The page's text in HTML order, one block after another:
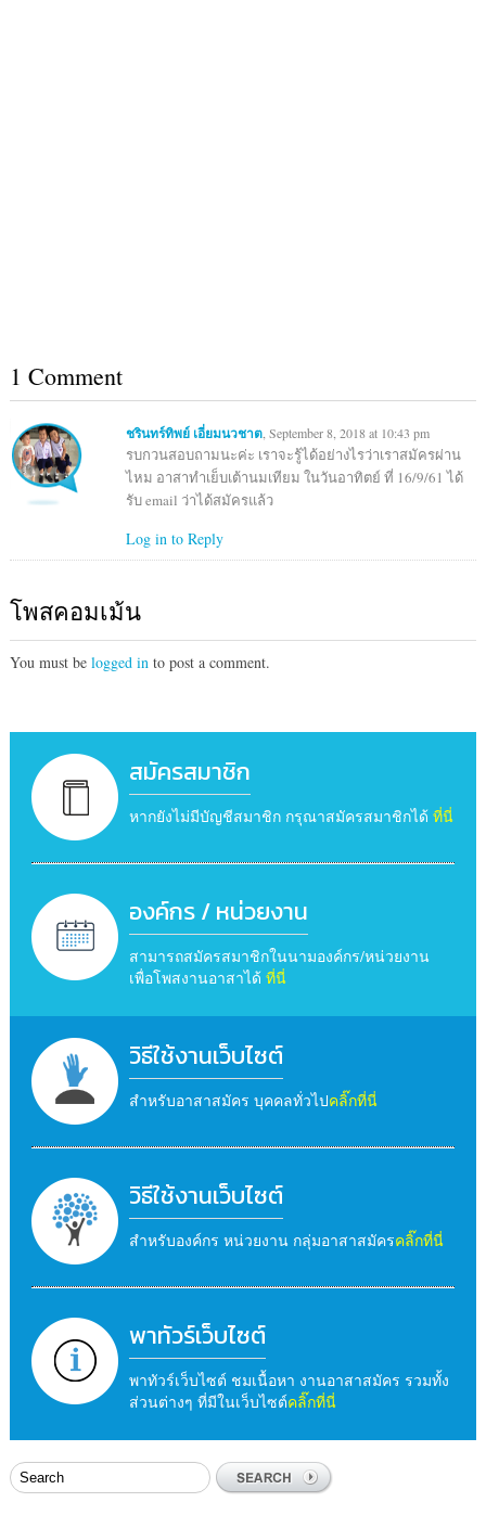
1 Comment
ชรินทร์ทิพย์ เอี่ยมนวชาต , September 8, 2018 at 10:43 pm
รบกวนสอบถามนะค่ะ เราจะรู้ได้อย่างไรว่าเราสมัครผ่าน
ไหม อาสาทำเย็บเต้านมเทียม ในวันอาทิตย์ ที่ 16/9/61 ได้
รับ email ว่าได้สมัครแล้ว
Log in to Reply
โพสคอมเม้น
You must be logged into post a comment.
สมัครสมาชิก
หากยังไม่มีบัญชีสมาชิก กรุณาสมัครสมาชิกได้ ที่นี่
องค์กร / หน่วยงาน
สามารถสมัครสมาชิกในนามองค์กร/หน่วยงาน
เพื่อโพสงานอาสาได้ ที่นี่
วิธีใช้งานเว็บไซต์
สำหรับอาสาสมัคร บุคคลทั่วไปคลิ๊กที่นี่
วิธีใช้งานเว็บไซต์
สำหรับองค์กร หน่วยงาน กลุ่มอาสาสมัครคลิ๊กที่นี่
พาทัวร์เว็บไซต์
พาทัวร์เว็บไซต์ ชมเนื้อหา งานอาสาสมัคร รวมทั้ง
ส่วนต่างๆ ที่มีในเว็บไซต์คลิ๊กที่นี่